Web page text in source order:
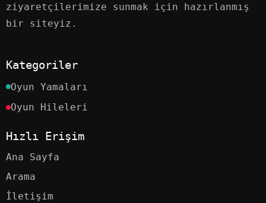
ziyaretçilerimize sunmak için hazırlanmış
bir siteyiz.
Kategoriler
Oyun Yamaları
Oyun Hileleri
Hızlı Erişim
Ana Sayfa
Arama
İletişim